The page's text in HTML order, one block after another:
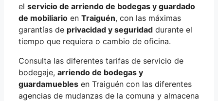
el servicio de arriendo de bodegas y guardado
de mobiliario en Traiguén, con las máximas
garantías de privacidad y seguridad durante el
tiempo que requiera o cambio de oficina.
Consulta las diferentes tarifas de servicio de
bodegaje, arriendo de bodegas y
guardamuebles en Traiguén con las diferentes
agencias de mudanzas de la comuna y almacena